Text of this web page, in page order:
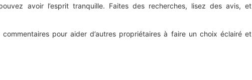
avoir l’esprit tranquille. Faites des recherches, lisez des avis, et
pour aider d’autres propriétaires à faire un choix éclairé et